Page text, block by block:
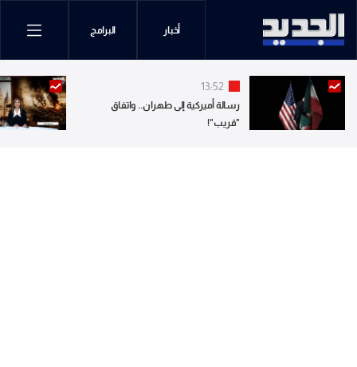
أخبار البرامج
13:52
رسالة أميركية إلى طهران.. واتفاق
"قريب"!